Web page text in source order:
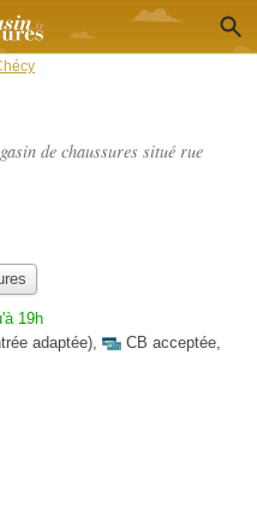
de chaussures situé rue
19h
adaptée), CB acceptée,